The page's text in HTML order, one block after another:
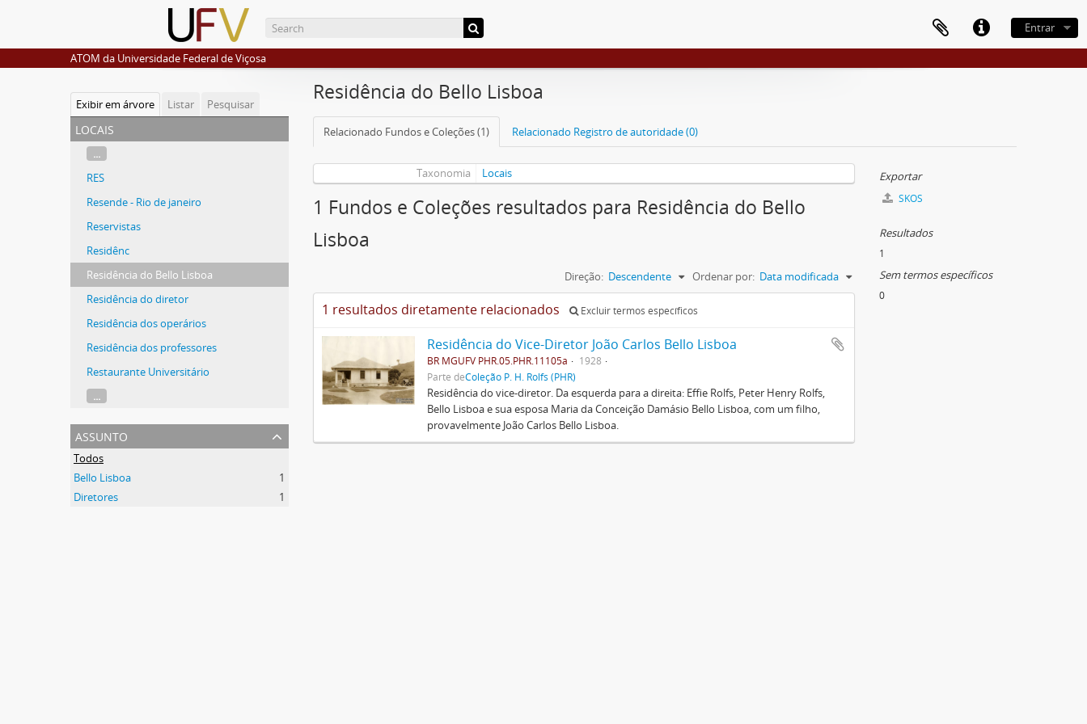
Entrar
ATOM da Universidade Federal de Viçosa
Exibir em árvore Listar Pesquisar
locais
...
RES
Resende - Rio de janeiro
Reservistas
Residênc
Residência do Bello Lisboa
Residência do diretor
Residência dos operários
Residência dos professores
Restaurante Universitário
...
assunto
Todos
Bello Lisboa
1
Diretores
1
Residência do Bello Lisboa
Relacionado Fundos e Coleções (1) Relacionado Registro de autoridade (0)
Taxonomia Locais
1 Fundos e Coleções resultados para Residência do Bello
Lisboa
Ordenar por: Data modificada
Direção: Descendente
1 resultados diretamente relacionados Excluir termos específicos
Residência do Vice-Diretor João Carlos Bello Lisboa
BR MGUFV PHR.05.PHR.11105a
1928
Parte deColeção P. H. Rolfs (PHR)
Residência do vice-diretor. Da esquerda para a direita: Effie Rolfs, Peter Henry Rolfs,
Bello Lisboa e sua esposa Maria da Conceição Damásio Bello Lisboa, com um filho,
provavelmente João Carlos Bello Lisboa.
Exportar
SKOS
Resultados
1
Sem termos específicos
0